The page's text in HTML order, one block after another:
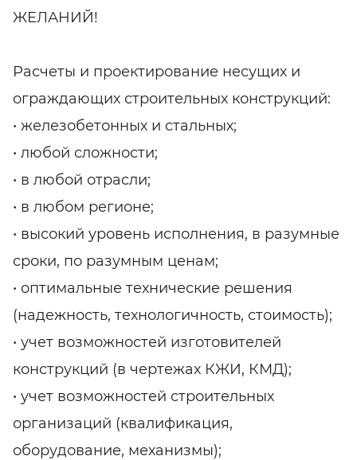
ЖЕЛАНИЙ!
Расчеты и проектирование несущих и
ограждающих строительных конструкций:
• железобетонных и стальных;
• любой сложности;
• в любой отрасли;
• в любом регионе;
• высокий уровень исполнения, в разумные
сроки, по разумным ценам;
• оптимальные технические решения
(надежность, технологичность, стоимость);
• учет возможностей изготовителей
конструкций (в чертежах КЖИ, КМД);
• учет возможностей строительных
организаций (квалификация,
оборудование, механизмы);